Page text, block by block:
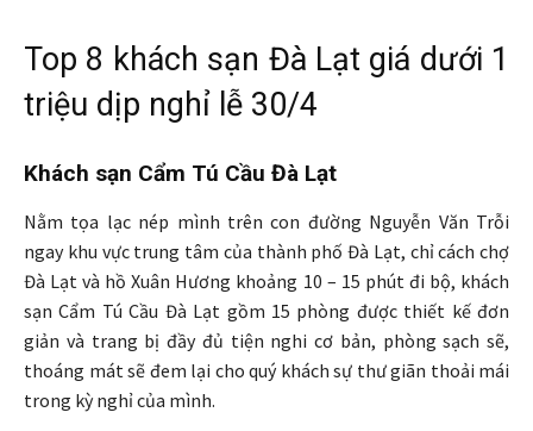
Top 8 khách sạn Đà Lạt giá dưới 1
triệu dịp nghỉ lễ 30/4
Khách sạn Cẩm Tú Cầu Đà Lạt
Nằm tọa lạc nép mình trên con đường Nguyễn Văn Trỗi
ngay khu vực trung tâm của thành phố Đà Lạt, chỉ cách chợ
Đà Lạt và hồ Xuân Hương khoảng 10 – 15 phút đi bộ, khách
sạn Cẩm Tú Cầu Đà Lạt gồm 15 phòng được thiết kế đơn
giản và trang bị đầy đủ tiện nghi cơ bản, phòng sạch sẽ,
thoáng mát sẽ đem lại cho quý khách sự thư giãn thoải mái
trong kỳ nghỉ của mình.